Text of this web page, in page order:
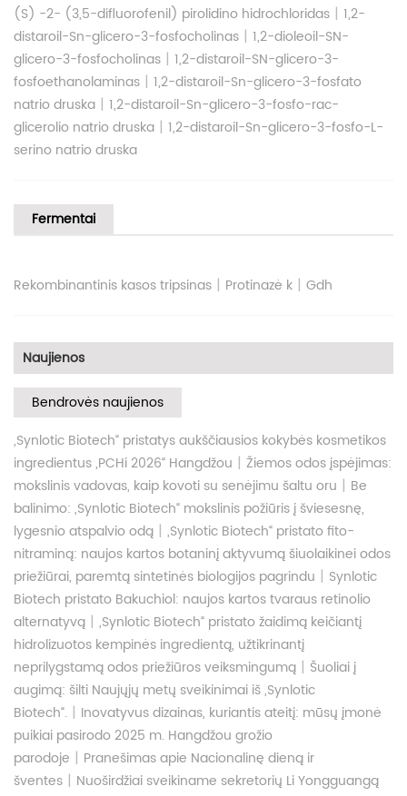
(S) -2- (3,5-difluorofenil) pirolidino hidrochloridas | 1,2-
distaroil-Sn-glicero-3-fosfocholinas | 1,2-dioleoil-SN-
glicero-3-fosfocholinas | 1,2-distaroil-SN-glicero-3-
fosfoethanolaminas | 1,2-distaroil-Sn-glicero-3-fosfato
natrio druska | 1,2-distaroil-Sn-glicero-3-fosfo-rac-
glicerolio natrio druska | 1,2-distaroil-Sn-glicero-3-fosfo-L-
serino natrio druska
Fermentai
Rekombinantinis kasos tripsinas | Protinazė k | Gdh
Naujienos
Bendrovės naujienos
„Synlotic Biotech“ pristatys aukščiausios kokybės kosmetikos
ingredientus „PCHi 2026“ Hangdžou | Žiemos odos įspėjimas:
mokslinis vadovas, kaip kovoti su senėjimu šaltu oru | Be
balinimo: „Synlotic Biotech“ mokslinis požiūris į šviesesnę,
lygesnio atspalvio odą | „Synlotic Biotech“ pristato fito-
nitraminą: naujos kartos botaninį aktyvumą šiuolaikinei odos
priežiūrai, paremtą sintetinės biologijos pagrindu | Synlotic
Biotech pristato Bakuchiol: naujos kartos tvaraus retinolio
alternatyvą | „Synlotic Biotech“ pristato žaidimą keičiantį
hidrolizuotos kempinės ingredientą, užtikrinantį
neprilygstamą odos priežiūros veiksmingumą | Šuoliai į
augimą: šilti Naujųjų metų sveikinimai iš „Synlotic
Biotech“. | Inovatyvus dizainas, kuriantis ateitį: mūsų įmonė
puikiai pasirodo 2025 m. Hangdžou grožio
parodoje | Pranešimas apie Nacionalinę dieną ir
šventes | Nuoširdžiai sveikiname sekretorių Li Yongguangą